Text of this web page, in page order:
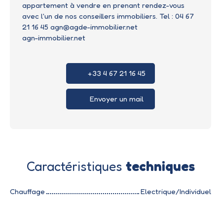
appartement à vendre en prenant rendez-vous
avec l'un de nos conseillers immobiliers. Tel : 04 67
21 16 45 agn@agde-immobilier.net
agn-immobilier.net
+33 4 67 21 16 45
Envoyer un mail
Caractéristiques techniques
Chauffage
Electrique/Individuel